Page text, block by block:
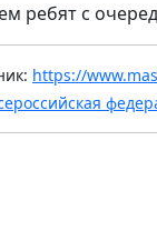
ребят с
https://